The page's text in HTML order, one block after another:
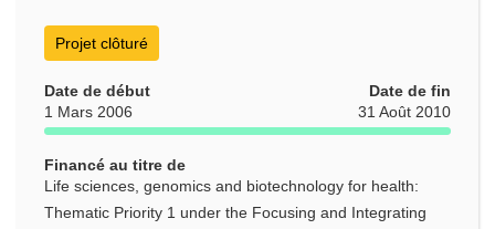
Projet clôturé
Date de début
1 Mars 2006
Date de fin
31 Août 2010
Financé au titre de
Life sciences, genomics and biotechnology for health:
Thematic Priority 1 under the Focusing and Integrating